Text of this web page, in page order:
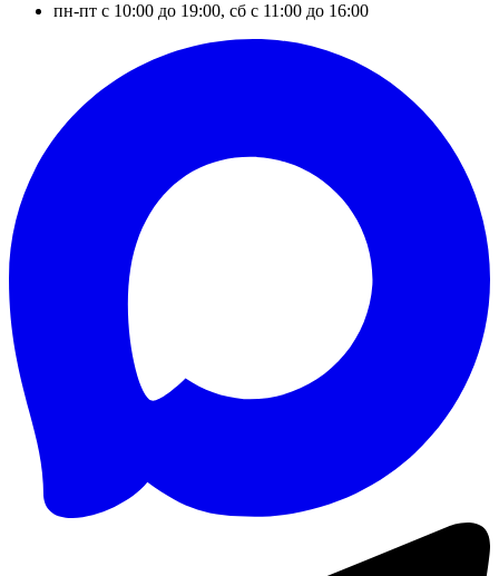
пн-пт с 10:00 до 19:00, сб с 11:00 до 16:00